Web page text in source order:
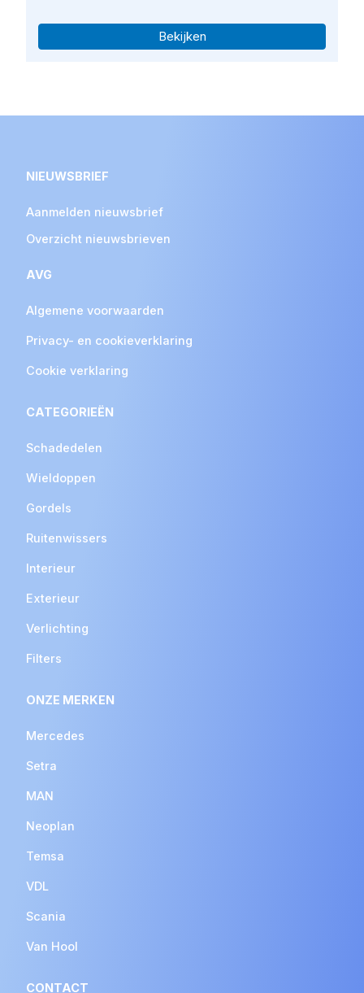
Bekijken
NIEUWSBRIEF
Aanmelden nieuwsbrief
Overzicht nieuwsbrieven
AVG
Algemene voorwaarden
Privacy- en cookieverklaring
Cookie verklaring
CATEGORIEËN
Schadedelen
Wieldoppen
Gordels
Ruitenwissers
Interieur
Exterieur
Verlichting
Filters
ONZE MERKEN
Mercedes
Setra
MAN
Neoplan
Temsa
VDL
Scania
Van Hool
CONTACT